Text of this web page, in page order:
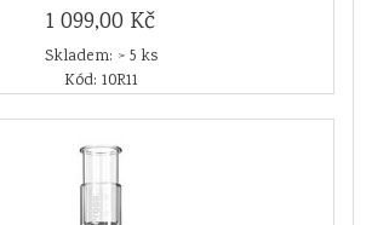
1 099,00 Kč
Skladem: > 5 ks
Kód: 10R11